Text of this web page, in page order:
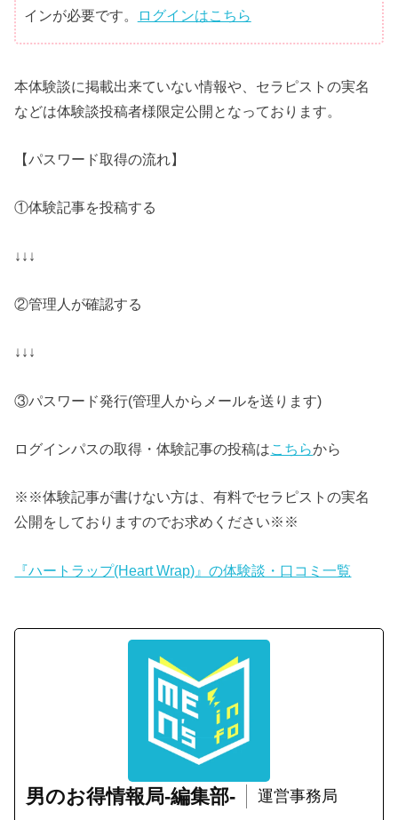
インが必要です。
ログインはこちら
本体験談に掲載出来ていない情報や、セラピストの実名
などは体験談投稿者様限定公開となっております。
【パスワード取得の流れ】
①体験記事を投稿する
↓↓↓
②管理人が確認する
↓↓↓
③パスワード発行(管理人からメールを送ります)
ログインパスの取得・体験記事の投稿はこちらから
※※体験記事が書けない方は、有料でセラピストの実名
公開をしておりますのでお求めください※※
『ハートラップ(Heart Wrap)』の体験談・口コミ一覧
男のお得情報局-編集部- 運営事務局